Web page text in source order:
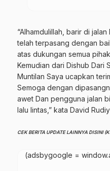
“Alhamdulillah, barir di
telah terpasang dengan
atas dukungan semua
Kemudian dari Dishub Dari
Muntilan Saya ucapkan
Semoga dengan
awet Dan pengguna jalan
lalu lintas,” kata David
CEK BERITA UPDATE LAINNYA DISINI
(adsbygoogle =